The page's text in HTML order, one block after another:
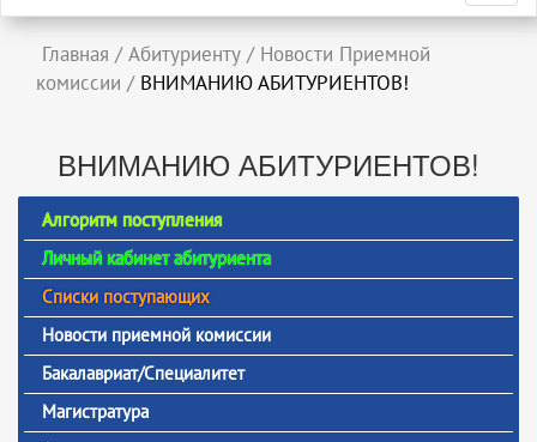
Главная / Абитуриенту / Новости Приемной
комиссии / ВНИМАНИЮ АБИТУРИЕНТОВ!
ВНИМАНИЮ АБИТУРИЕНТОВ!
Алгоритм поступления
Личный кабинет абитуриента
Списки поступающих
Новости приемной комиссии
Бакалавриат/Специалитет
Магистратура